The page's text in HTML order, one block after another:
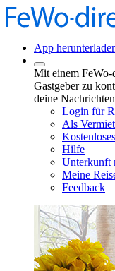
App
Mit einem
Gastgeber zu
deine
Login für
Als
Hilfe
Unterkunft
Meine
Feedback